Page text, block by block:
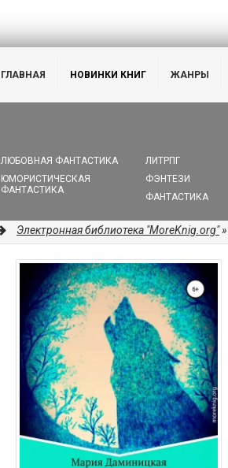
ГЛАВНАЯ НОВИНКИ КНИГ ЖАНРЫ
ЛЮБОВНАЯ ФАНТАСТИКА
ЮМОРИСТИЧЕСКАЯ
ФАНТАСТИКА
ЛИТРПГ
ФЭНТЕЗИ
ФАНТАСТИКА
Электронная библиотека "MoreKnig.org"»